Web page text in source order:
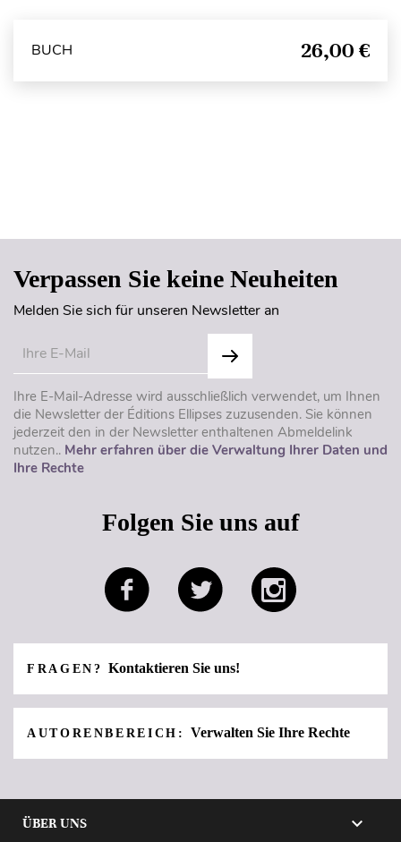
BUCH 26,00 €
Verpassen Sie keine Neuheiten
Melden Sie sich für unseren Newsletter an
Ihre E-Mail-Adresse wird ausschließlich verwendet, um Ihnen
die Newsletter der Éditions Ellipses zuzusenden. Sie können
jederzeit den in der Newsletter enthaltenen Abmeldelink
nutzen.. Mehr erfahren über die Verwaltung Ihrer Daten und
Ihre Rechte
Folgen Sie uns auf
FRAGEN?Kontaktieren Sie uns!
AUTORENBEREICH:Verwalten Sie Ihre Rechte
ÜBER UNS 